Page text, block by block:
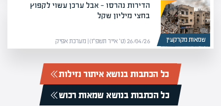
שמאות מקרקעין
הדירות נהרסו — אבל ערכן עשוי לקפוץ
בחצי מיליון שקל
26/04/26 (ט׳ אייר תשפ״ו) | מערכת אפיק
כל הכתבות בנושא איתור נזילות
כל הכתבות בנושא שמאות רכוש